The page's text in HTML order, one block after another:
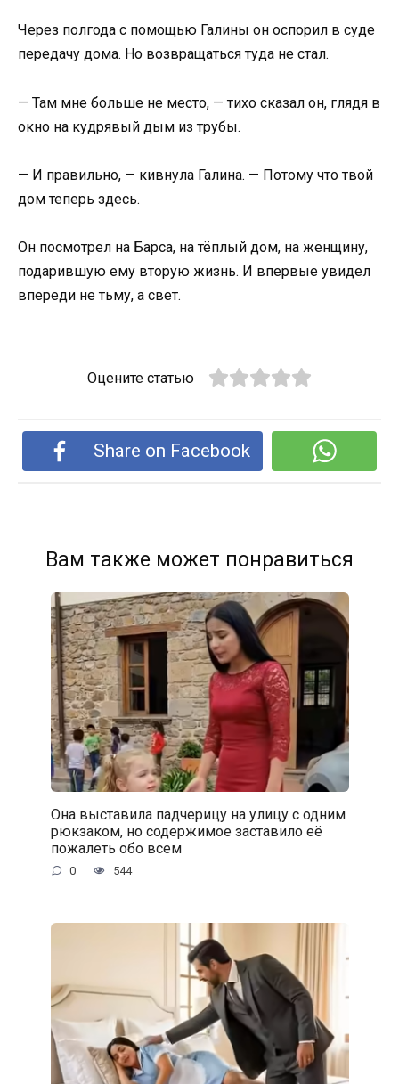
Через полгода с помощью Галины он оспорил в суде
передачу дома. Но возвращаться туда не стал.
— Там мне больше не место, — тихо сказал он, глядя в
окно на кудрявый дым из трубы.
— И правильно, — кивнула Галина. — Потому что твой
дом теперь здесь.
Он посмотрел на Барса, на тёплый дом, на женщину,
подарившую ему вторую жизнь. И впервые увидел
впереди не тьму, а свет.
Оцените статью
Share on Facebook
Вам также может понравиться
Она выставила падчерицу на улицу с одним
рюкзаком, но содержимое заставило её
пожалеть обо всем
0 544